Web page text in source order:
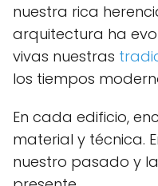
nuestra rica
arquitectura ha
vivas nuestras
los tiempos
En cada edificio,
material y técnica.
nuestro pasado y